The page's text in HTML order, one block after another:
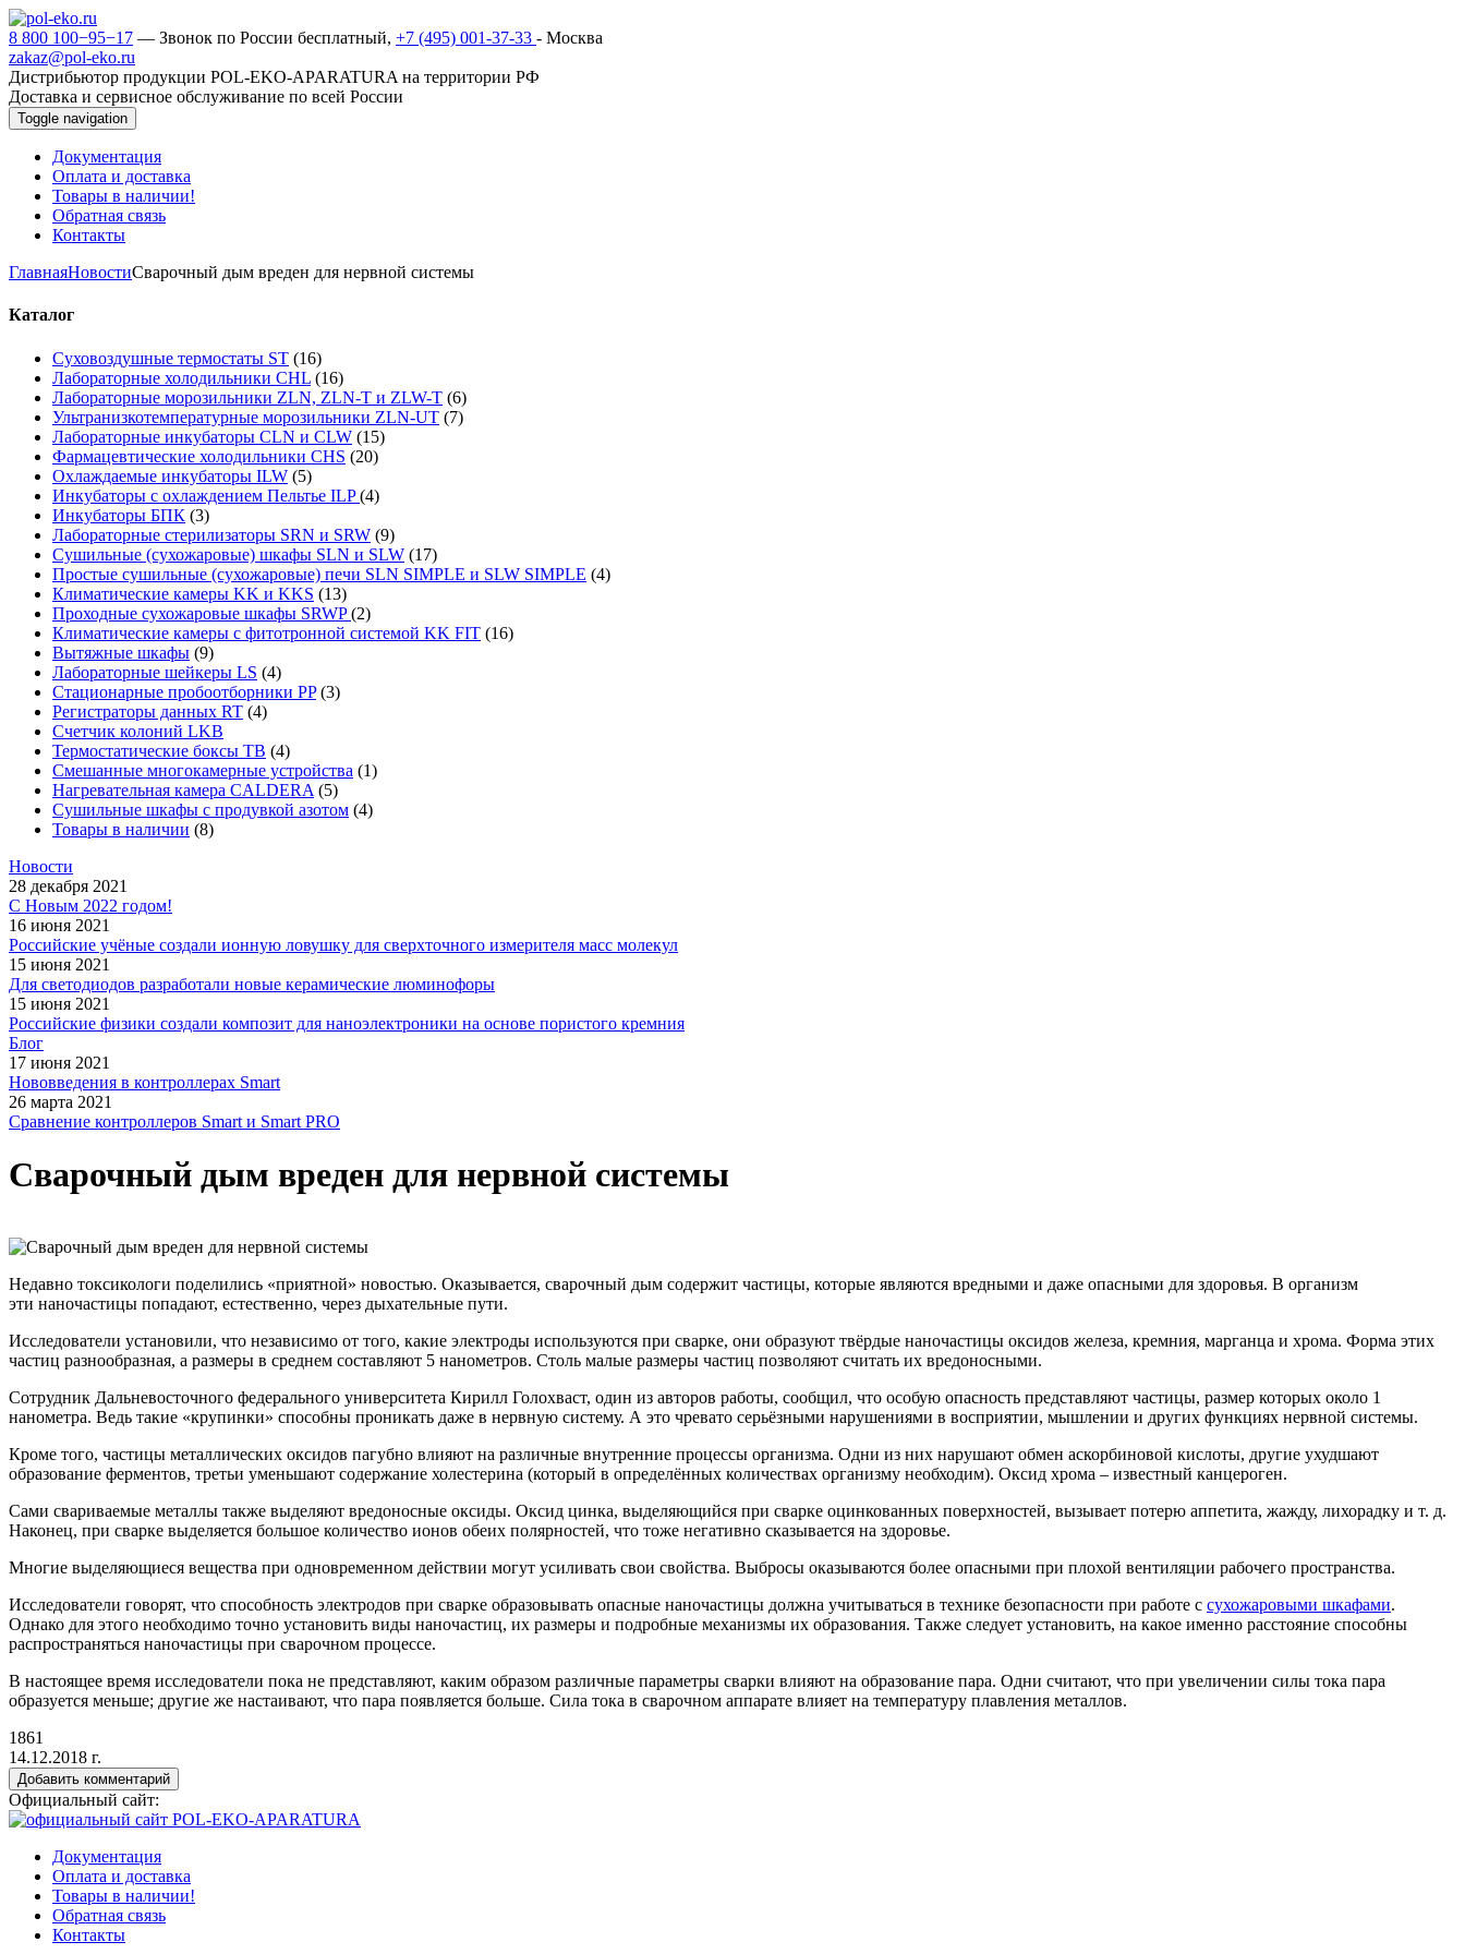
8 800 100−95−17 — Звонок по России бесплатный, +7 (495) 001-37-33 - Москва
zakaz@pol-eko.ru
Дистрибьютор продукции POL-EKO-APARATURA на территории РФ
Доставка и сервисное обслуживание по всей России
Toggle navigation
Документация
Оплата и доставка
Товары в наличии!
Обратная связь
Контакты
ГлавнаяНовостиСварочный дым вреден для нервной системы
Каталог
Суховоздушные термостаты ST (16)
Лабораторные холодильники CHL (16)
Лабораторные морозильники ZLN, ZLN-T и ZLW-T (6)
Ультранизкотемпературные морозильники ZLN-UT (7)
Лабораторные инкубаторы CLN и CLW (15)
Фармацевтические холодильники CHS (20)
Охлаждаемые инкубаторы ILW (5)
Инкубаторы с охлаждением Пельтье ILP(4)
Инкубаторы БПК (3)
Лабораторные стерилизаторы SRN и SRW (9)
Сушильные (сухожаровые) шкафы SLN и SLW (17)
Простые сушильные (сухожаровые) печи SLN SIMPLE и SLW SIMPLE (4)
Климатические камеры KK и KKS (13)
Проходные сухожаровые шкафы SRWP(2)
Климатические камеры с фитотронной системой KK FIT (16)
Вытяжные шкафы (9)
Лабораторные шейкеры LS (4)
Стационарные пробоотборники PP (3)
Регистраторы данных RT (4)
Счетчик колоний LKB
Термостатические боксы TB (4)
Смешанные многокамерные устройства (1)
Нагревательная камера CALDERA (5)
Сушильные шкафы с продувкой азотом (4)
Товары в наличии (8)
Новости
28 декабря 2021
С Новым 2022 годом!
16 июня 2021
Российские учёные создали ионную ловушку для сверхточного измерителя масс молекул
15 июня 2021
Для светодиодов разработали новые керамические люминофоры
15 июня 2021
Российские физики создали композит для наноэлектроники на основе пористого кремния
Блог
17 июня 2021
Нововведения в контроллерах Smart
26 марта 2021
Сравнение контроллеров Smart и Smart PRO
Сварочный дым вреден для нервной системы
Недавно токсикологи поделились «приятной» новостью. Оказывается, сварочный дым содержит частицы, которые являются вредными и даже опасными для здоровья. В организм
эти наночастицы попадают, естественно, через дыхательные пути.
Исследователи установили, что независимо от того, какие электроды используются при сварке, они образуют твёрдые наночастицы оксидов железа, кремния, марганца и хрома. Форма этих
частиц разнообразная, а размеры в среднем составляют 5 нанометров. Столь малые размеры частиц позволяют считать их вредоносными.
Сотрудник Дальневосточного федерального университета Кирилл Голохваст, один из авторов работы, сообщил, что особую опасность представляют частицы, размер которых около 1
нанометра. Ведь такие «крупинки» способны проникать даже в нервную систему. А это чревато серьёзными нарушениями в восприятии, мышлении и других функциях нервной системы.
Кроме того, частицы металлических оксидов пагубно влияют на различные внутренние процессы организма. Одни из них нарушают обмен аскорбиновой кислоты, другие ухудшают
образование ферментов, третьи уменьшают содержание холестерина (который в определённых количествах организму необходим). Оксид хрома – известный канцероген.
Сами свариваемые металлы также выделяют вредоносные оксиды. Оксид цинка, выделяющийся при сварке оцинкованных поверхностей, вызывает потерю аппетита, жажду, лихорадку и т. д.
Наконец, при сварке выделяется большое количество ионов обеих полярностей, что тоже негативно сказывается на здоровье.
Многие выделяющиеся вещества при одновременном действии могут усиливать свои свойства. Выбросы оказываются более опасными при плохой вентиляции рабочего пространства.
Исследователи говорят, что способность электродов при сварке образовывать опасные наночастицы должна учитываться в технике безопасности при работе с сухожаровыми шкафами.
Однако для этого необходимо точно установить виды наночастиц, их размеры и подробные механизмы их образования. Также следует установить, на какое именно расстояние способны
распространяться наночастицы при сварочном процессе.
В настоящее время исследователи пока не представляют, каким образом различные параметры сварки влияют на образование пара. Одни считают, что при увеличении силы тока пара
образуется меньше; другие же настаивают, что пара появляется больше. Сила тока в сварочном аппарате влияет на температуру плавления металлов.
1861
14.12.2018 г.
Добавить комментарий
Официальный сайт:
Документация
Оплата и доставка
Товары в наличии!
Обратная связь
Контакты